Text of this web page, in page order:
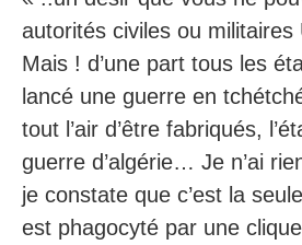
autorités civiles ou
Mais ! d’une part tous les
lancé une guerre en
tout l’air d’être fabriqués,
guerre d’algérie… Je n’ai
je constate que c’est la
est phagocyté par une